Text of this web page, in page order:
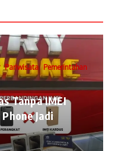
Pariwisata Pemerintahan
Tanpa IMEI
Jadi